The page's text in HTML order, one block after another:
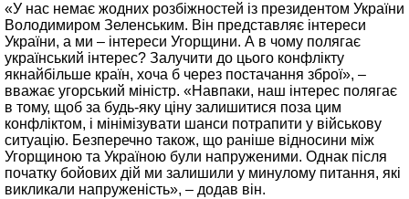
«У нас немає жодних розбіжностей із президентом України
Володимиром Зеленським. Він представляє інтереси
України, а ми – інтереси Угорщини. А в чому полягає
український інтерес? Залучити до цього конфлікту
якнайбільше країн, хоча б через постачання зброї», –
вважає угорський міністр. «Навпаки, наш інтерес полягає
в тому, щоб за будь-яку ціну залишитися поза цим
конфліктом, і мінімізувати шанси потрапити у військову
ситуацію. Безперечно також, що раніше відносини між
Угорщиною та Україною були напруженими. Однак після
початку бойових дій ми залишили у минулому питання, які
викликали напруженість», – додав він.